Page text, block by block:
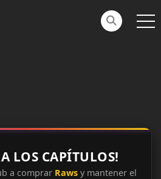
LOS CAPÍTULOS!
a comprar Rawsy mantener el